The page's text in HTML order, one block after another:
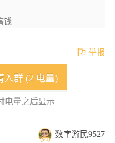
钱
遵纪守法，友好交流
举报
入群 (2 电量)
电量之后显示
0
数字游民9527